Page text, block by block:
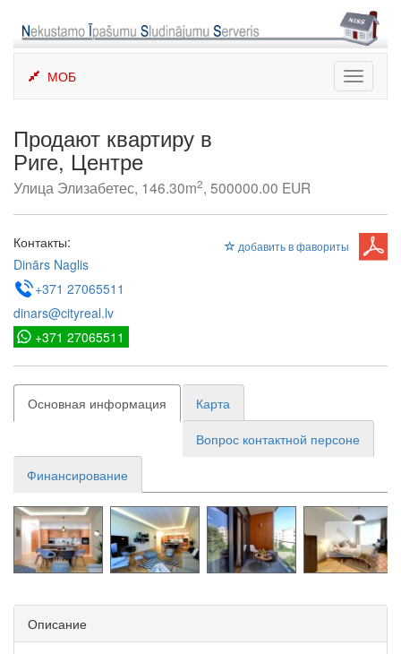
content
Toggle
МОБ
Продают квартиру в
Риге, Центре
Улица Элизабетес, 146.30m2, 500000.00 EUR
добавить в фавориты
Контакты:
Dinārs Naglis
+371 27065511
dinars@cityreal.lv
+371 27065511
Основная информация
Карта
Вопрос контактной персоне
Финансирование
Описание